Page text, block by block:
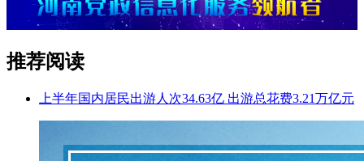
推荐阅读
上半年国内居民出游人次34.63亿 出游总花费3.21万亿元